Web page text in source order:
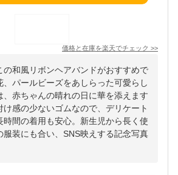
価格と在庫を楽天でチェック >>
の和風リボンヘアバンドがおすすめで
、パールビーズをあしらった可愛らし
、赤ちゃんの晴れの日に華を添えます
け感の少ないゴムなので、デリケート
時間の着用も安心。新生児から長く使
服装にも合い、SNS映えする記念写真